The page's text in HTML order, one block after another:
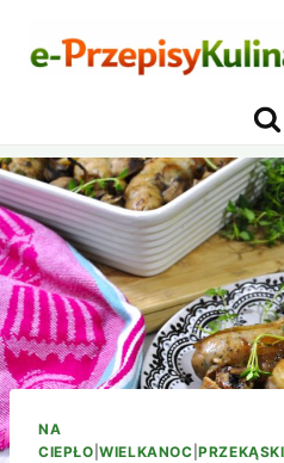
NA
CIEPŁO |WIELKANOC |PRZEKĄSKI